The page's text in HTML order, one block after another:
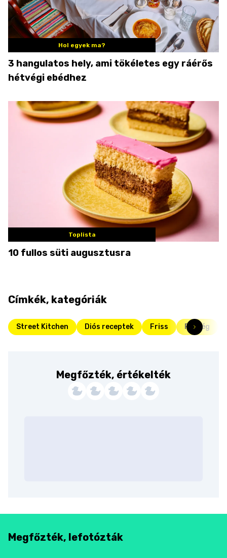
Hol egyek ma?
3 hangulatos hely, ami tökéletes egy ráérős
hétvégi ebédhez
Toplista
10 fullos süti augusztusra
Címkék, kategóriák
Street Kitchen Diós receptek Friss Pékség
Megfőzték, értékelték
Megfőzték, lefotózták